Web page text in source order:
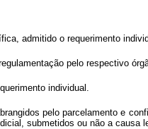
admitido o requerimento
pelo respectivo
individual.
pelo parcelamento e
submetidos ou não a causa